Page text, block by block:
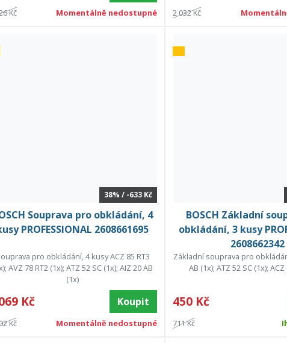
Kč Momentálně nedostupné 2 032 Kč
38% / -633 Kč
Souprava pro obkládání, 4
PROFESSIONAL 2608661695
pro obkládání, 4 kusy ACZ 85 RT3
AVZ 78 RT2 (1x); ATZ 52 SC (1x); AIZ 20 AB
(1x)
Kč Koupit
Kč Momentálně nedostupné
BOSCH Základní
obkládání, 3 kusy
2608662342
Základní souprava pro
AB (1x); ATZ 52 SC (1x);
450 Kč
711 Kč